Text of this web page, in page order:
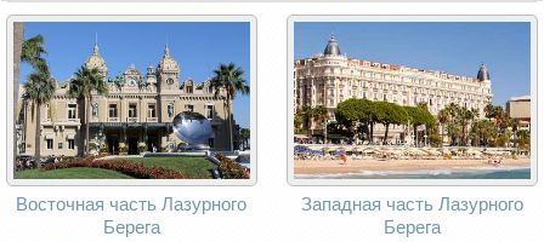
Восточная часть Лазурного
Берега
Западная часть Лазурного
Берега